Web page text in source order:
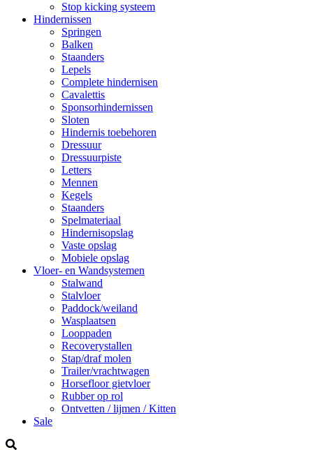
Stop kicking systeem
Hindernissen
Springen
Balken
Staanders
Lepels
Complete hindernisen
Cavalettis
Sponsorhindernissen
Sloten
Hindernis toebehoren
Dressuur
Dressuurpiste
Letters
Mennen
Kegels
Staanders
Spelmateriaal
Hindernisopslag
Vaste opslag
Mobiele opslag
Vloer- en Wandsystemen
Stalwand
Stalvloer
Paddock/weiland
Wasplaatsen
Looppaden
Recoverystallen
Stap/draf molen
Trailer/vrachtwagen
Horsefloor gietvloer
Rubber op rol
Ontvetten / lijmen / Kitten
Sale